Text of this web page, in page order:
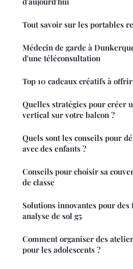
Tout savoir sur les portables
Médecin de garde à
d'une téléconsultation
Top 10 cadeaux créatifs à
Quelles stratégies pour créer
vertical sur votre balcon ?
Quels sont les conseils pour
avec des enfants ?
Conseils pour choisir sa
de classe
Solutions innovantes pour des
analyse de sol g5
Comment organiser des
pour les adolescents ?